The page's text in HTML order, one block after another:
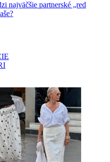
najväčšie partnerské „red